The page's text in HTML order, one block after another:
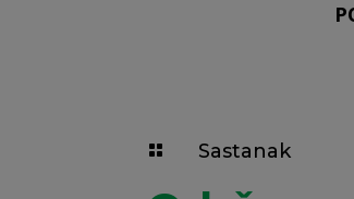
 Sastanak